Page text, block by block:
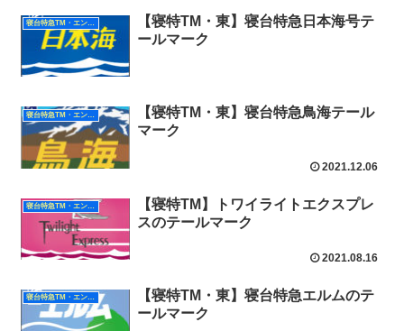
寝台特急TM・エンブレム（東日本）
【寝特TM・東】寝台特急日本海号テ
ールマーク
【寝特TM・東】寝台特急鳥海テール
マーク
2021.12.06
寝台特急TM・エンブレム（東日本）
【寝特TM】トワイライトエクスプレ
スのテールマーク
2021.08.16
寝台特急TM・エンブレム（東日本）
【寝特TM・東】寝台特急エルムのテ
ールマーク